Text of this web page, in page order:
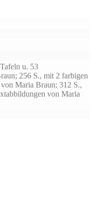
u. 53
256 S., mit 2 farbigen
Maria Braun; 312 S.,
von Maria